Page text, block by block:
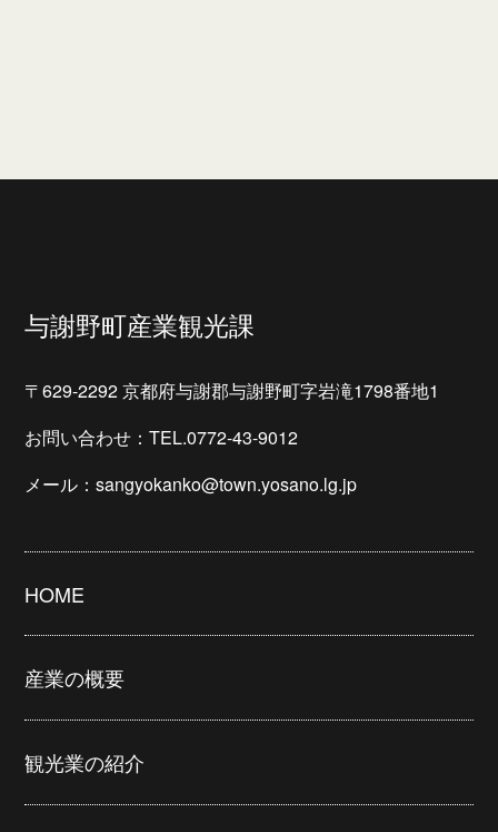
与謝野町産業観光課
〒629-2292 京都府与謝郡与謝野町字岩滝1798番地1
お問い合わせ：TEL.0772-43-9012
メール：sangyokanko@town.yosano.lg.jp
HOME
産業の概要
観光業の紹介